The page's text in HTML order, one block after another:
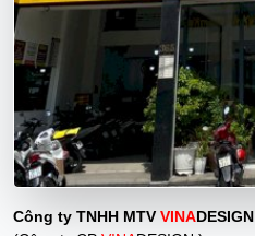
Công ty TNHH MTVVINADESIGN